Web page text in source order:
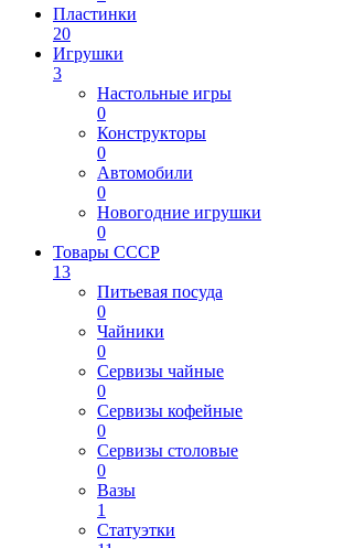
Пластинки
20
Игрушки
3
Настольные игры
0
Конструкторы
0
Автомобили
0
Новогодние игрушки
0
Товары СССР
13
Питьевая посуда
0
Чайники
0
Сервизы чайные
0
Сервизы кофейные
0
Сервизы столовые
0
Вазы
1
Статуэтки